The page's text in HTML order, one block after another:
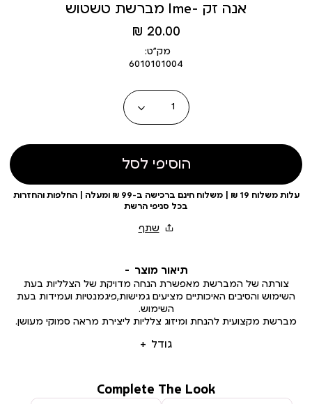
מברשת טשטוש lme- אנה זק
מחיר
מוצר
20.00 ₪
מק״ט:
6010101004
כמות
הוסיפי לסל
עלות משלוח 19 ₪ | משלוח חינם ברכישה ב-99 ₪ ומעלה | החלפות והחזרות
בכל סניפי הרשת
תיאור מוצר
גודל
צורתה של המברשת מאפשרת הנחה מדויקת של הצלליות בעת
השימוש והסיבים האיכותיים מציעים גמישות,פיגמנטיות ועמידות בעת
השימוש.
מברשת מקצועית להנחת ומיזוג צלליות ליצירת מראה סמוקי מעושן.
Complete The Look